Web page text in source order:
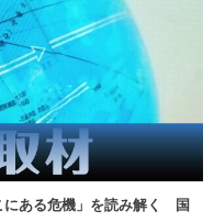
にある危機」を読み解く 国